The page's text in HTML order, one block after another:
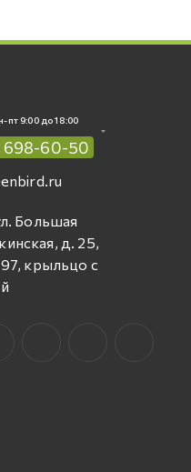
пт 9:00 до 18:00
698-60-50
Большая
д. 25,
крыльцо с